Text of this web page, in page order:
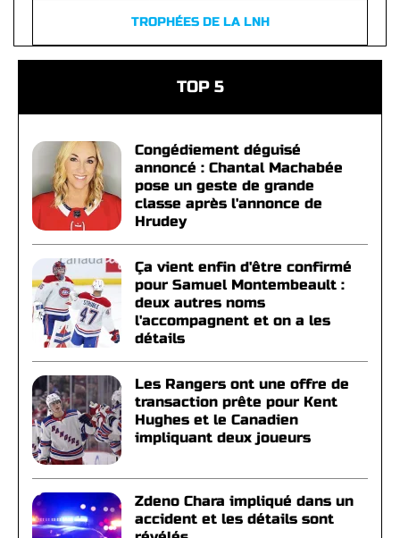
TROPHÉES DE LA LNH
TOP 5
Congédiement déguisé
annoncé : Chantal Machabée
pose un geste de grande
classe après l'annonce de
Hrudey
Ça vient enfin d'être confirmé
pour Samuel Montembeault :
deux autres noms
l'accompagnent et on a les
détails
Les Rangers ont une offre de
transaction prête pour Kent
Hughes et le Canadien
impliquant deux joueurs
Zdeno Chara impliqué dans un
accident et les détails sont